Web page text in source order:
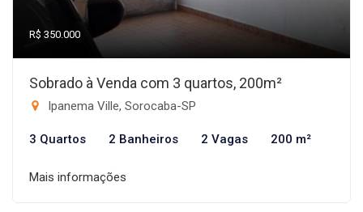
R$ 350.000
Sobrado à Venda com 3 quartos, 200m²
Ipanema Ville, Sorocaba-SP
3 Quartos 2 Banheiros 2 Vagas 200 m²
Mais informações